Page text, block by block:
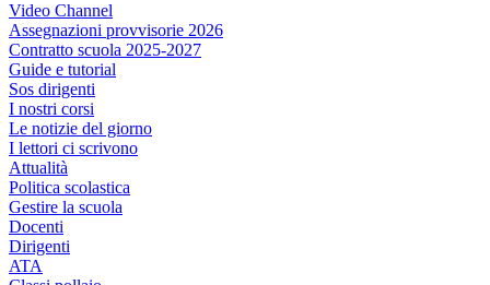
Video Channel
Assegnazioni provvisorie 2026
Contratto scuola 2025-2027
Guide e tutorial
Sos dirigenti
I nostri corsi
Le notizie del giorno
I lettori ci scrivono
Attualità
Politica scolastica
Gestire la scuola
Docenti
Dirigenti
ATA